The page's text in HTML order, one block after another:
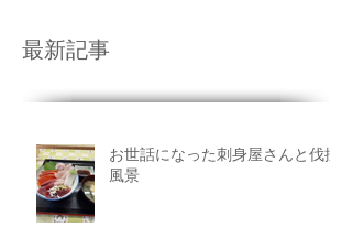
最新記事
お世話になった刺身屋さんと伐採
風景